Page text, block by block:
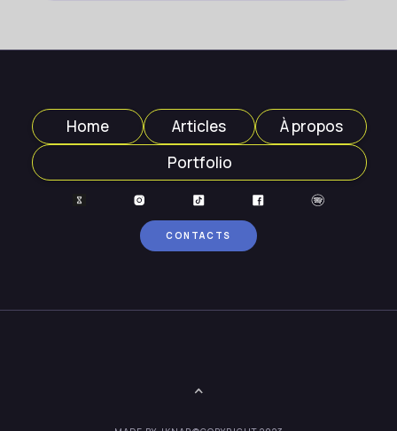
Home Articles
À propos
Portfolio
CONTACTS